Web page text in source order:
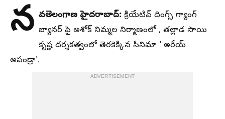
న వతెలంగాణ హైదరాబాద్: క్రియేటివ్ దింగ్స్ గ్యాంగ్
బ్యానర్ పై అశోక్ నిమ్మల నిర్మాణంలో , తల్లాడ సాయి
కృష్ణ దర్శకత్వంలో తెరకెక్కిన సినిమా ' అరేయ్
అపండ్రా'.
ADVERTISEMENT